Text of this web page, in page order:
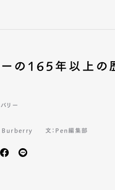
ーの165年以上の
リー
文：Pen編集部